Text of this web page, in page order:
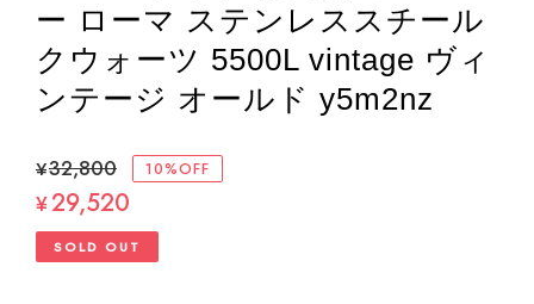
ー ローマ ステンレススチール
クウォーツ 5500L vintage ヴィ
ンテージ オールド y5m2nz
¥32,800 10%OFF
¥29,520
SOLD OUT